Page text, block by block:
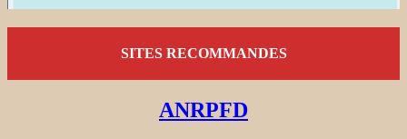
SITES RECOMMANDES
ANRPFD